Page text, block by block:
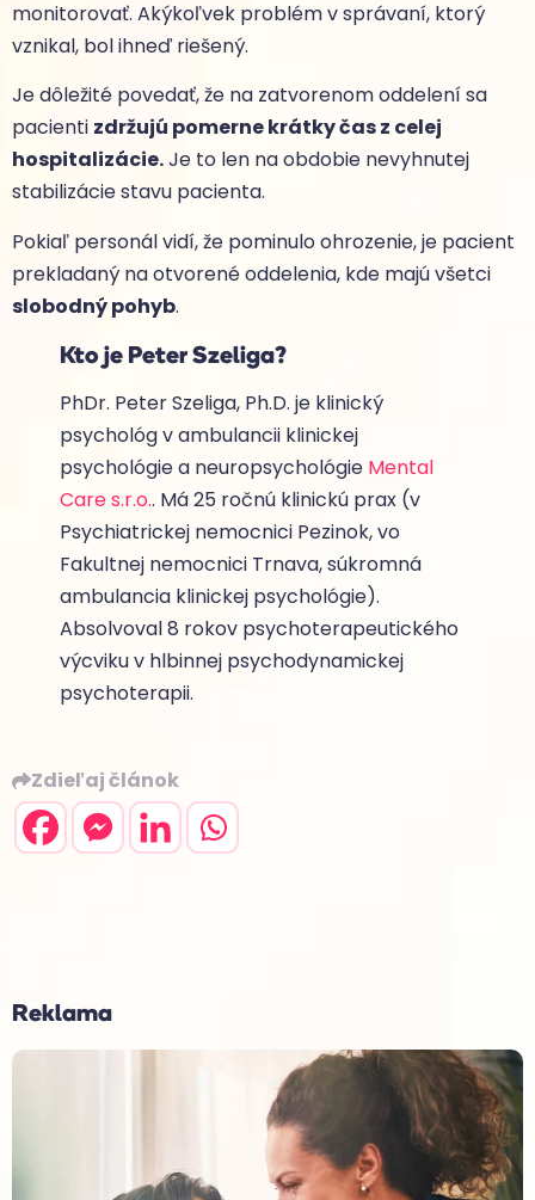
monitorovať. Akýkoľvek problém v správaní, ktorý
vznikal, bol ihneď riešený.
Je dôležité povedať, že na zatvorenom oddelení sa
pacienti zdržujú pomerne krátky čas z celej
hospitalizácie.Je to len na obdobie nevyhnutej
stabilizácie stavu pacienta.
Pokiaľ personál vidí, že pominulo ohrozenie, je pacient
prekladaný na otvorené oddelenia, kde majú všetci
slobodný pohyb.
Kto je Peter Szeliga?
PhDr. Peter Szeliga, Ph.D. je klinický
psychológ v ambulancii klinickej
psychológie a neuropsychológie Mental
Care s.r.o.. Má 25 ročnú klinickú prax (v
Psychiatrickej nemocnici Pezinok, vo
Fakultnej nemocnici Trnava, súkromná
ambulancia klinickej psychológie).
Absolvoval 8 rokov psychoterapeutického
výcviku v hlbinnej psychodynamickej
psychoterapii.
Zdieľaj článok
Reklama